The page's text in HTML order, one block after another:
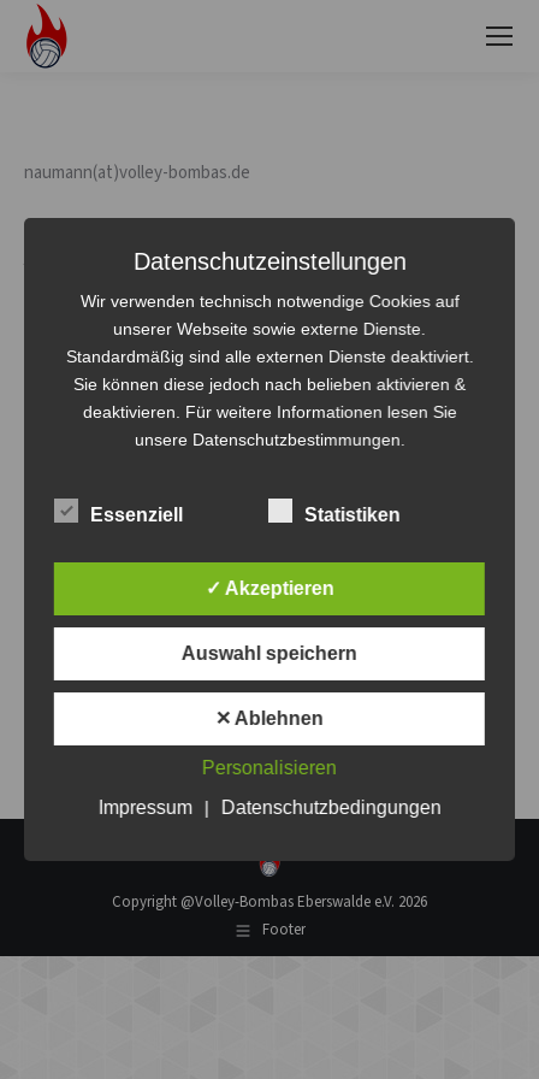
naumann(at)volley-bombas.de
Ähnliche Beiträge
Sven Orthmann
28. Juli 2023
Ähnlicher Beitrag
Copyright @Volley-Bombas Eberswalde e.V. 2026
Footer
Datenschutzeinstellungen
Wir verwenden technisch notwendige Cookies auf
unserer Webseite sowie externe Dienste.
Standardmäßig sind alle externen Dienste deaktiviert.
Sie können diese jedoch nach belieben aktivieren &
deaktivieren. Für weitere Informationen lesen Sie
unsere Datenschutzbestimmungen.
Essenziell Statistiken
✓ Akzeptieren
Auswahl speichern
✕ Ablehnen
Personalisieren
Impressum
| Datenschutzbedingungen